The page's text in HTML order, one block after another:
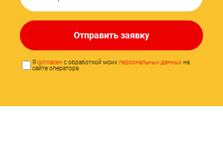
Отправить заявку
Я согласен с обработкой моих персональных данных на
сайте оператора